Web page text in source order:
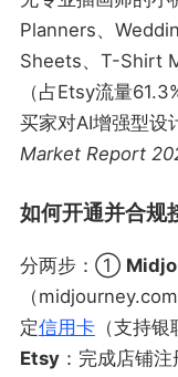
Planners、
Sheets、T-Shirt
（占Etsy流量
买家对AI增强型设
Market Report
如何开通并合规
分两步：①
（
定信用卡（支持银
Etsy：完成店铺